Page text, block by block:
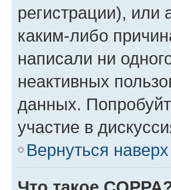
регистрации), или
каким-либо
написали ни
неактивных
данных.
участие в
Вернуться наверх